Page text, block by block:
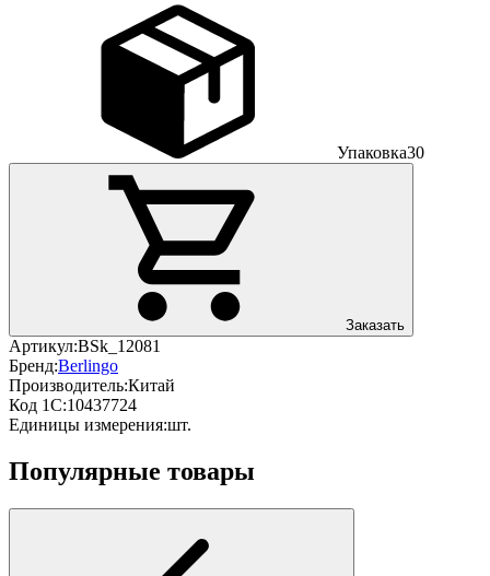
Упаковка30
Заказать
Артикул:BSk_12081
Бренд:Berlingo
Производитель:Китай
Код 1С:10437724
Единицы измерения:шт.
Популярные товары